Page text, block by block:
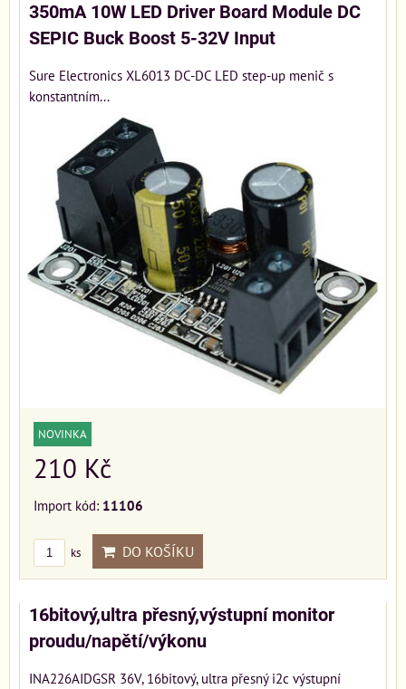
350mA 10W LED Driver Board Module DC
SEPIC Buck Boost 5-32V Input
Sure Electronics XL6013 DC-DC LED step-up menič s
konstantním...
NOVINKA
210 Kč
Import kód: 11106
ks DO KOŠÍKU
16bitový,ultra přesný,výstupní monitor
proudu/napětí/výkonu
INA226AIDGSR 36V, 16bitový, ultra přesný i2c výstupní